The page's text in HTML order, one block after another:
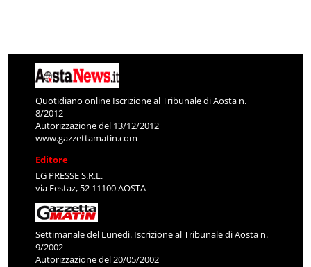
Quotidiano online Iscrizione al Tribunale di Aosta n.
8/2012
Autorizzazione del 13/12/2012
www.gazzettamatin.com
Editore
LG PRESSE S.R.L.
via Festaz, 52 11100 AOSTA
Settimanale del Lunedì. Iscrizione al Tribunale di Aosta n.
9/2002
Autorizzazione del 20/05/2002